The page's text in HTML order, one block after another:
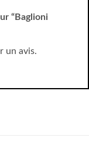
“Baglioni
un avis.